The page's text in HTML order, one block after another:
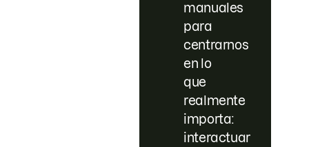
manuales
para
centrarnos
en lo
que
realmente
importa:
interactuar